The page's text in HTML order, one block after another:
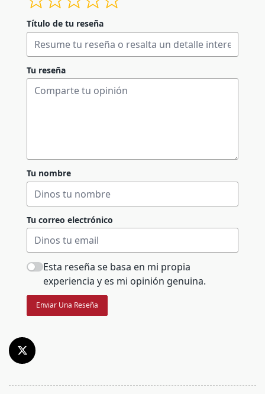
Título de tu reseña
Tu reseña
Tu nombre
Tu correo electrónico
Esta reseña se basa en mi propia
experiencia y es mi opinión genuina.
Enviar Una Reseña